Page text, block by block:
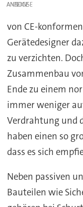
ANZEIGE
von CE-
Gerätedesigner
zu verzichten.
Zusammenbau
Ende zu einem
immer weniger
Verdrahtung und
haben einen so
dass es sich
Neben passiven
Bauteilen wie